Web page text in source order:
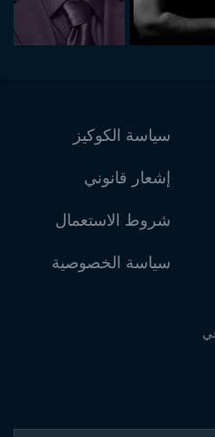
سياسة الكوكيز
إشعار قانوني
شروط الاستعمال
سياسة الخصوصية